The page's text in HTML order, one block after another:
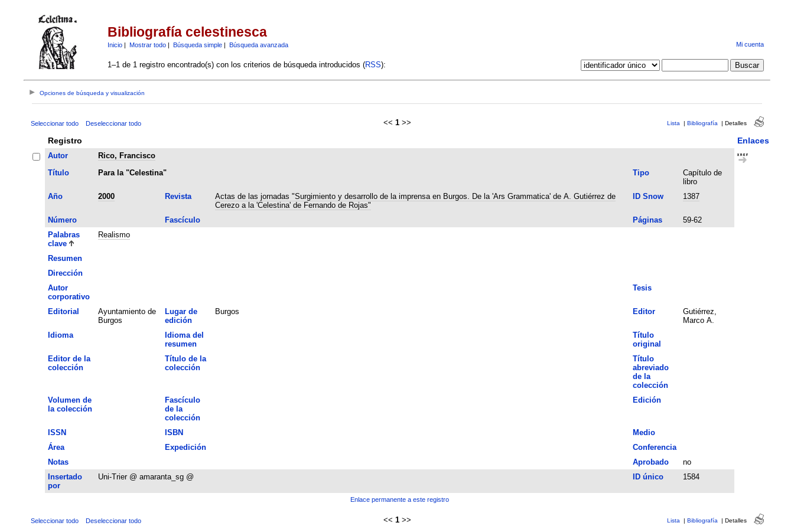
Bibliografía celestinesca
Inicio| Mostrar todo| Búsqueda simple| Búsqueda avanzada Mi cuenta
1–1 de 1 registro encontrado(s) con los criterios de búsqueda introducidos (RSS):
Opciones de búsqueda y visualización
Seleccionar todo Deseleccionar todo << 1 >> Lista | Bibliografía | Detalles
Registro Enlaces
Autor
Rico, Francisco
Título
Para la "Celestina" Tipo
Capítulo de
libro
Año
2000 Revista
Actas de las jornadas "Surgimiento y desarrollo de la imprensa en Burgos. De la 'Ars Grammatica' de A. Gutiérrez de
Cerezo a la 'Celestina' de Fernando de Rojas"
ID Snow 1387
Número Fascículo Páginas
59-62
Palabras
clave
Realismo
Resumen
Dirección
Autor
corporativo
Tesis
Editorial
Ayuntamiento de
Burgos
Lugar de
edición
Burgos Editor
Gutiérrez,
Marco A.
Idioma
Idioma del
resumen
Título
original
Editor de la
colección
Título de la
colección
Título
abreviado
de la
colección
Volumen de
la colección
Fascículo
de la
colección
Edición
ISSN ISBN
Medio
Área
Expedición
Conferencia
Notas
Aprobado
no
Insertado
por
Uni-Trier @ amaranta_sg @ ID único 1584
Enlace permanente a este registro
Seleccionar todo Deseleccionar todo << 1 >> Lista | Bibliografía | Detalles